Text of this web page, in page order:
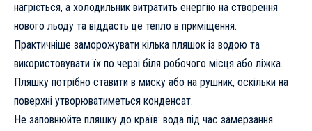
нагріється, а холодильник витратить енергію на створення
нового льоду та віддасть це тепло в приміщення.
Практичніше заморожувати кілька пляшок із водою та
використовувати їх по черзі біля робочого місця або ліжка.
Пляшку потрібно ставити в миску або на рушник, оскільки на
поверхні утворюватиметься конденсат.
Не заповнюйте пляшку до країв: вода під час замерзання